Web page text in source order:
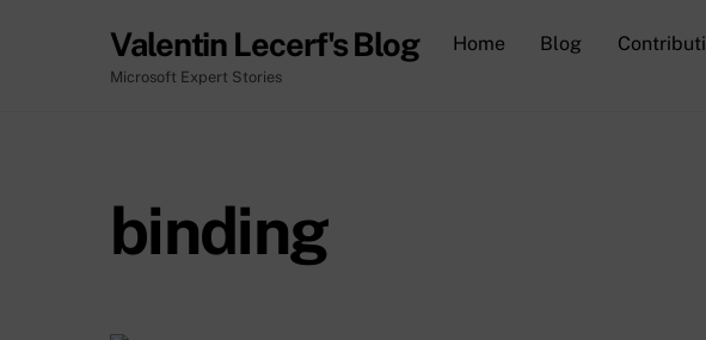
Valentin Lecerf's Blog
Microsoft Expert Stories
Home Blog
binding